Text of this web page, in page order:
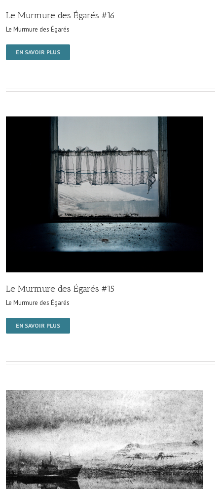
Le Murmure des Égarés #16
Le Murmure des Égarés
EN SAVOIR PLUS
Le Murmure des Égarés #15
Le Murmure des Égarés
EN SAVOIR PLUS